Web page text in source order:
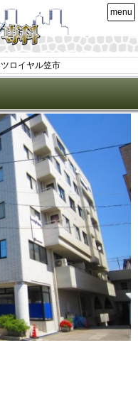
ロイヤル笠市
menu